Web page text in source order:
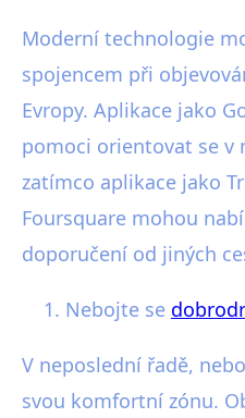
Moderní technologie
spojencem při
Evropy. Aplikace jako
pomoci orientovat se v
zatímco aplikace jako
Foursquare mohou
doporučení od jiných
Nebojte se
V neposlední řadě,
svou komfortní zónu.